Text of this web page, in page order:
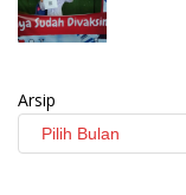
Arsip